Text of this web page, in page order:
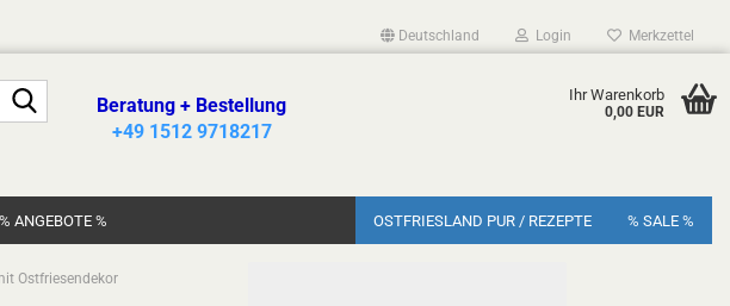
Deutschland Login Merkzettel
Beratung + Bestellung
+49 1512 9718217
Ihr Warenkorb
0,00 EUR
% ANGEBOTE % OSTFRIESLAND PUR / REZEPTE % SALE %
Ostfriesendekor